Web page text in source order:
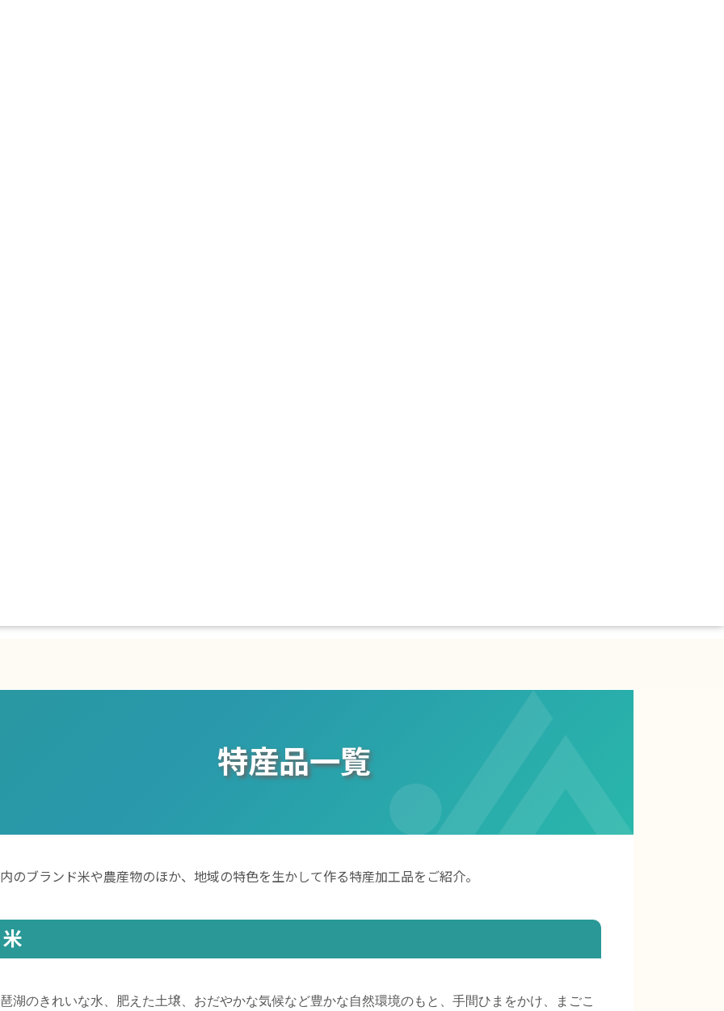
特産品一覧
のブランド米や農産物のほか、地域の特色を生かして作る特産加工品をご紹介。
米
湖のきれいな水、肥えた土壌、おだやかな気候など豊かな自然環境のもと、手間ひまをかけ、まごこ